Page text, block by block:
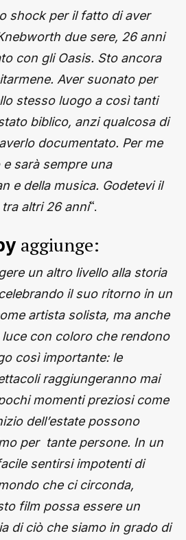
shock per il fatto di aver
due sere, 26 anni
con gli Oasis. Sto ancora
Aver suonato per
stesso luogo a così tanti
biblico, anzi qualcosa di
documentato. Per me
sarà sempre una
e della musica. Godetevi il
altri 26 anni“.
aggiunge:
un altro livello alla storia
il suo ritorno in un
artista solista, ma anche
con coloro che rendono
così importante: le
raggiungeranno mai
momenti preziosi come
dell’estate possono
per tante persone. In un
sentirsi impotenti di
che ci circonda,
film possa essere un
di ciò che siamo in grado di